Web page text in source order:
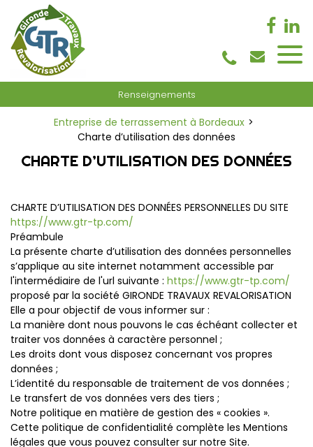
Renseignements
Entreprise de terrassement à Bordeaux
Charte d’utilisation des données
CHARTE D’UTILISATION DES DONNÉES
CHARTE D’UTILISATION DES DONNÉES PERSONNELLES DU SITE
https://www.gtr-tp.com/
Préambule
La présente charte d’utilisation des données personnelles
s’applique au site internet notamment accessible par
l'intermédiaire de l'url suivante : https://www.gtr-tp.com/
proposé par la société GIRONDE TRAVAUX REVALORISATION
Elle a pour objectif de vous informer sur :
La manière dont nous pouvons le cas échéant collecter et
traiter vos données à caractère personnel ;
Les droits dont vous disposez concernant vos propres
données ;
L’identité du responsable de traitement de vos données ;
Le transfert de vos données vers des tiers ;
Notre politique en matière de gestion des « cookies ».
Cette politique de confidentialité complète les Mentions
légales que vous pouvez consulter sur notre Site.
Panneau de gestion des cookies